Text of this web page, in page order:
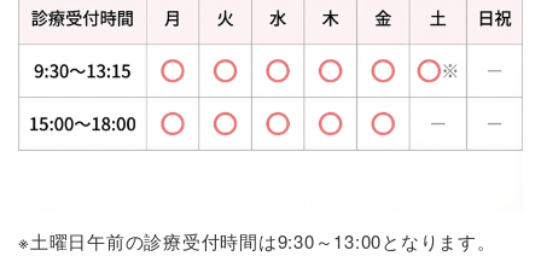
※土曜日午前の診療受付時間は9:30～13:00となります。